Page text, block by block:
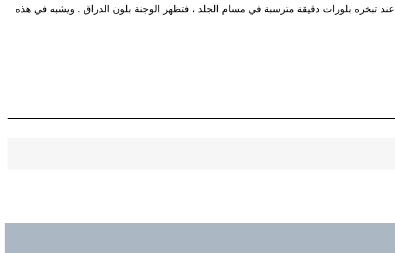
تبخره بلورات دقيقة مترسبة في مسام الجلد ، فتظهر الوجنة بلون الدراق . ويشبه في هذه